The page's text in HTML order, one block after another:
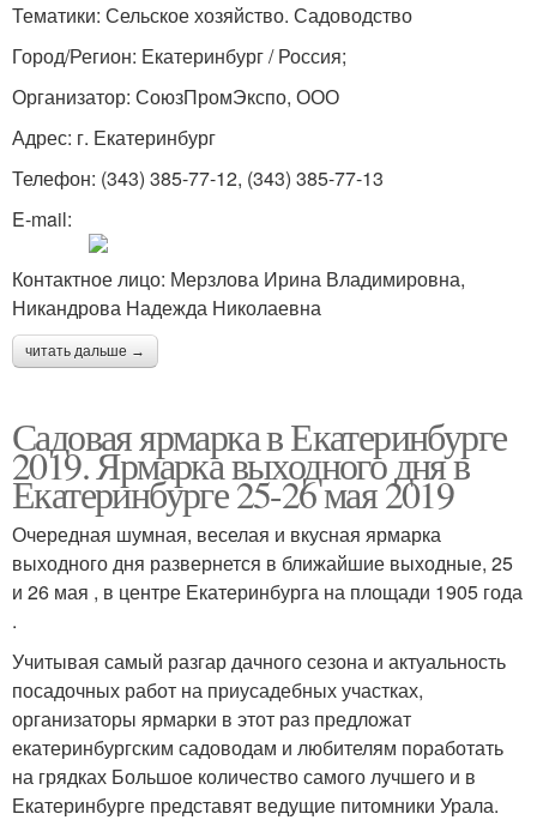
Тематики: Сельское хозяйство. Садоводство
Город/Регион: Екатеринбург / Россия;
Организатор: СоюзПромЭкспо, ООО
Адрес: г. Екатеринбург
Телефон: (343) 385-77-12, (343) 385-77-13
E-mail:
Контактное лицо: Мерзлова Ирина Владимировна,
Никандрова Надежда Николаевна
читать дальше →
Садовая ярмарка в Екатеринбурге
2019. Ярмарка выходного дня в
Екатеринбурге 25-26 мая 2019
Очередная шумная, веселая и вкусная ярмарка
выходного дня развернется в ближайшие выходные, 25
и 26 мая , в центре Екатеринбурга на площади 1905 года
.
Учитывая самый разгар дачного сезона и актуальность
посадочных работ на приусадебных участках,
организаторы ярмарки в этот раз предложат
екатеринбургским садоводам и любителям поработать
на грядках Большое количество самого лучшего и в
Екатеринбурге представят ведущие питомники Урала.